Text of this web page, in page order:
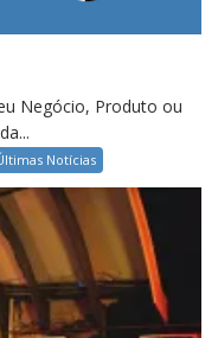
Negócio, Produto ou
Notícias